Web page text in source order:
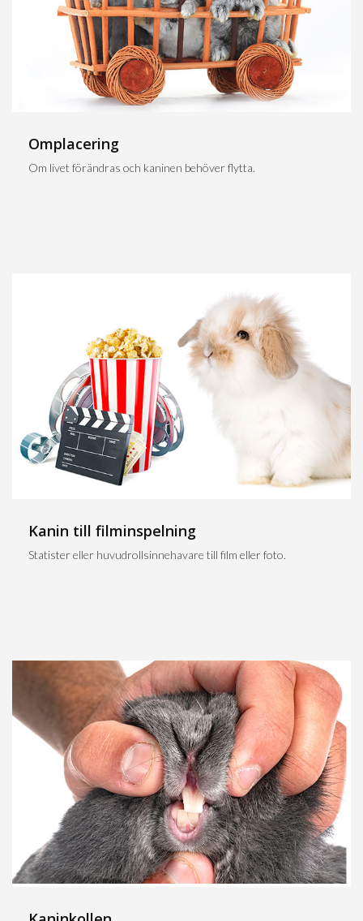
Omplacering
Om livet förändras och kaninen behöver flytta.
Kanin till filminspelning
Statister eller huvudrollsinnehavare till film eller foto.